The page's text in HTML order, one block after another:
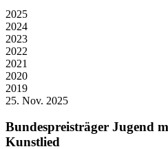
2025
2024
2023
2022
2021
2020
2019
25. Nov. 2025
Bundespreisträger Jugend
Kunstlied